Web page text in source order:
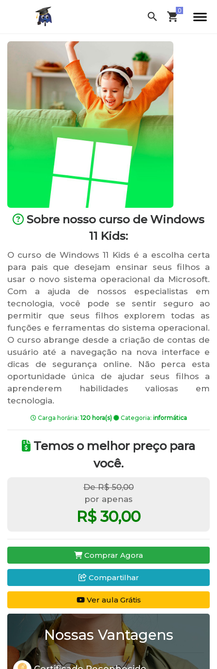
Sobre nosso curso de Windows
11 Kids:
O curso de Windows 11 Kids é a escolha certa
para pais que desejam ensinar seus filhos a
usar o novo sistema operacional da Microsoft.
Com a ajuda de nossos especialistas em
tecnologia, você pode se sentir seguro ao
permitir que seus filhos explorem todas as
funções e ferramentas do sistema operacional.
O curso abrange desde a criação de contas de
usuário até a navegação na nova interface e
dicas de segurança online. Não perca esta
oportunidade única de ajudar seus filhos a
aprenderem habilidades valiosas em
tecnologia.
Carga horária: 120 hora(s) Categoria: informática
Temos o melhor preço para
você.
De R$ 50,00
por apenas
R$ 30,00
Comprar Agora
Compartilhar
Ver aula Grátis
Nossas Vantagens